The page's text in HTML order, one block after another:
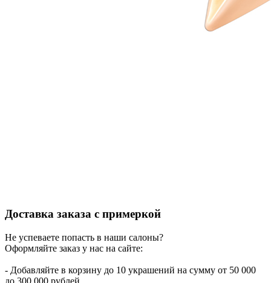
Доставка заказа с примеркой
Не успеваете попасть в наши салоны?
Оформляйте заказ у нас на сайте:
- Добавляйте в корзину до 10 украшений на сумму от 50 000
до 300 000 рублей.